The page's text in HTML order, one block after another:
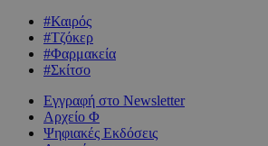
#Καιρός
#Τζόκερ
#Φαρμακεία
#Σκίτσο
Εγγραφή στο Newsletter
Αρχείο Φ
Ψηφιακές Εκδόσεις